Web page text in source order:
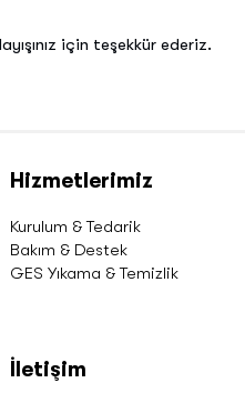
için teşekkür ederiz.
Hizmetlerimiz
Kurulum & Tedarik
Bakım & Destek
GES Yıkama & Temizlik
İletişim